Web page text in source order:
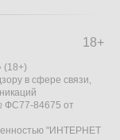
18+
(18+)
в сфере связи,
ФС77-84675 от
"ИНТЕРНЕТ